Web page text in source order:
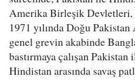
Amerika Birleşik Devletleri,
1971 yılında Doğu
genel grevin akabinde
bastırmaya çalışan
Hindistan arasında savaş